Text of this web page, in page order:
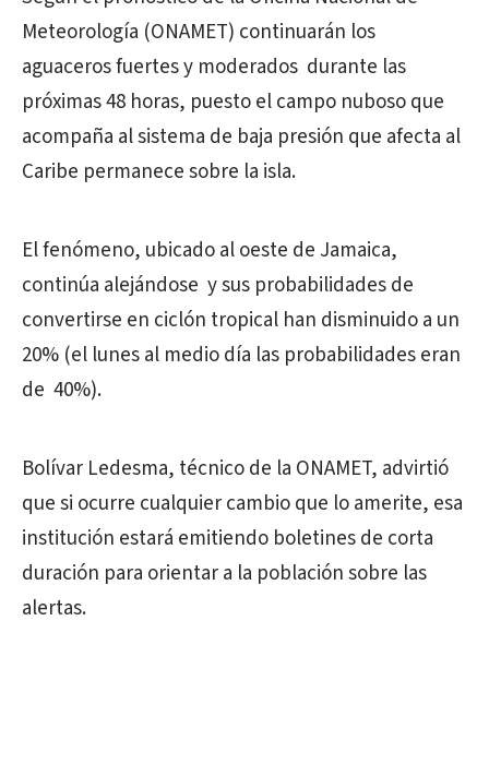
Meteorología (ONAMET) continuarán los
aguaceros fuertes y moderados durante las
próximas 48 horas, puesto el campo nuboso que
acompaña al sistema de baja presión que afecta al
Caribe permanece sobre la isla.
El fenómeno, ubicado al oeste de Jamaica,
continúa alejándose y sus probabilidades de
convertirse en ciclón tropical han disminuido a un
20% (el lunes al medio día las probabilidades eran
de 40%).
Bolívar Ledesma, técnico de la ONAMET, advirtió
que si ocurre cualquier cambio que lo amerite, esa
institución estará emitiendo boletines de corta
duración para orientar a la población sobre las
alertas.